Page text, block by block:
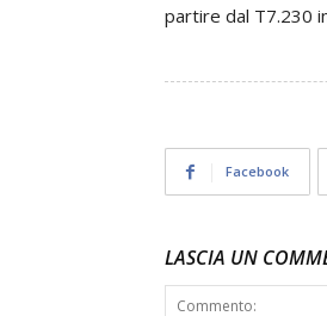
partire dal T7.230
Facebook
LASCIA UN